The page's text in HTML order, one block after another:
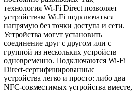
технология Wi-Fi Direct позволяет
устройствам Wi-Fi подключаться
напрямую без точки доступа и сети.
Устройства могут установить
соединение друг с другом или с
группой из нескольких устройств
одновременно. Подключаются Wi-Fi
Direct-сертифицированные
устройства легко и просто: либо два
NFC-совместимых устройства вместе,